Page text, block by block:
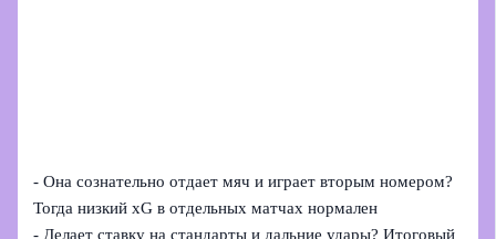
- Она сознательно отдает мяч и играет вторым номером?
Тогда низкий xG в отдельных матчах нормален
- Делает ставку на стандарты и дальние удары? Итоговый